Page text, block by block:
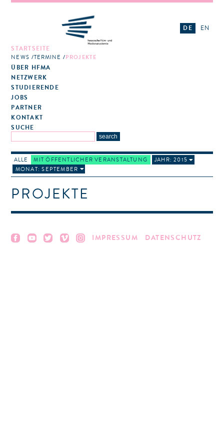
STARTSEITE
NEWS TERMINE PROJEKTE
ÜBER HFMA
NETZWERK
STUDIERENDE
JOBS
PARTNER
KONTAKT
SUCHE
DE EN
ALLE MIT ÖFFENTLICHER VERANSTALTUNG
JAHR: 2015
MONAT: SEPTEMBER
PROJEKTE
IMPRESSUM DATENSCHUTZ